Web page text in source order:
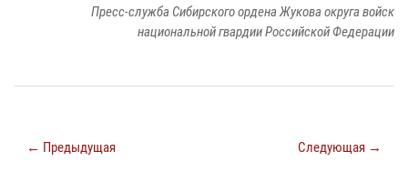
Пресс-служба Сибирского ордена Жукова округа войск
национальной гвардии Российской Федерации
← Предыдущая Следующая →